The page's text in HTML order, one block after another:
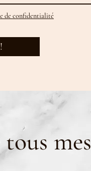
de confidentialité